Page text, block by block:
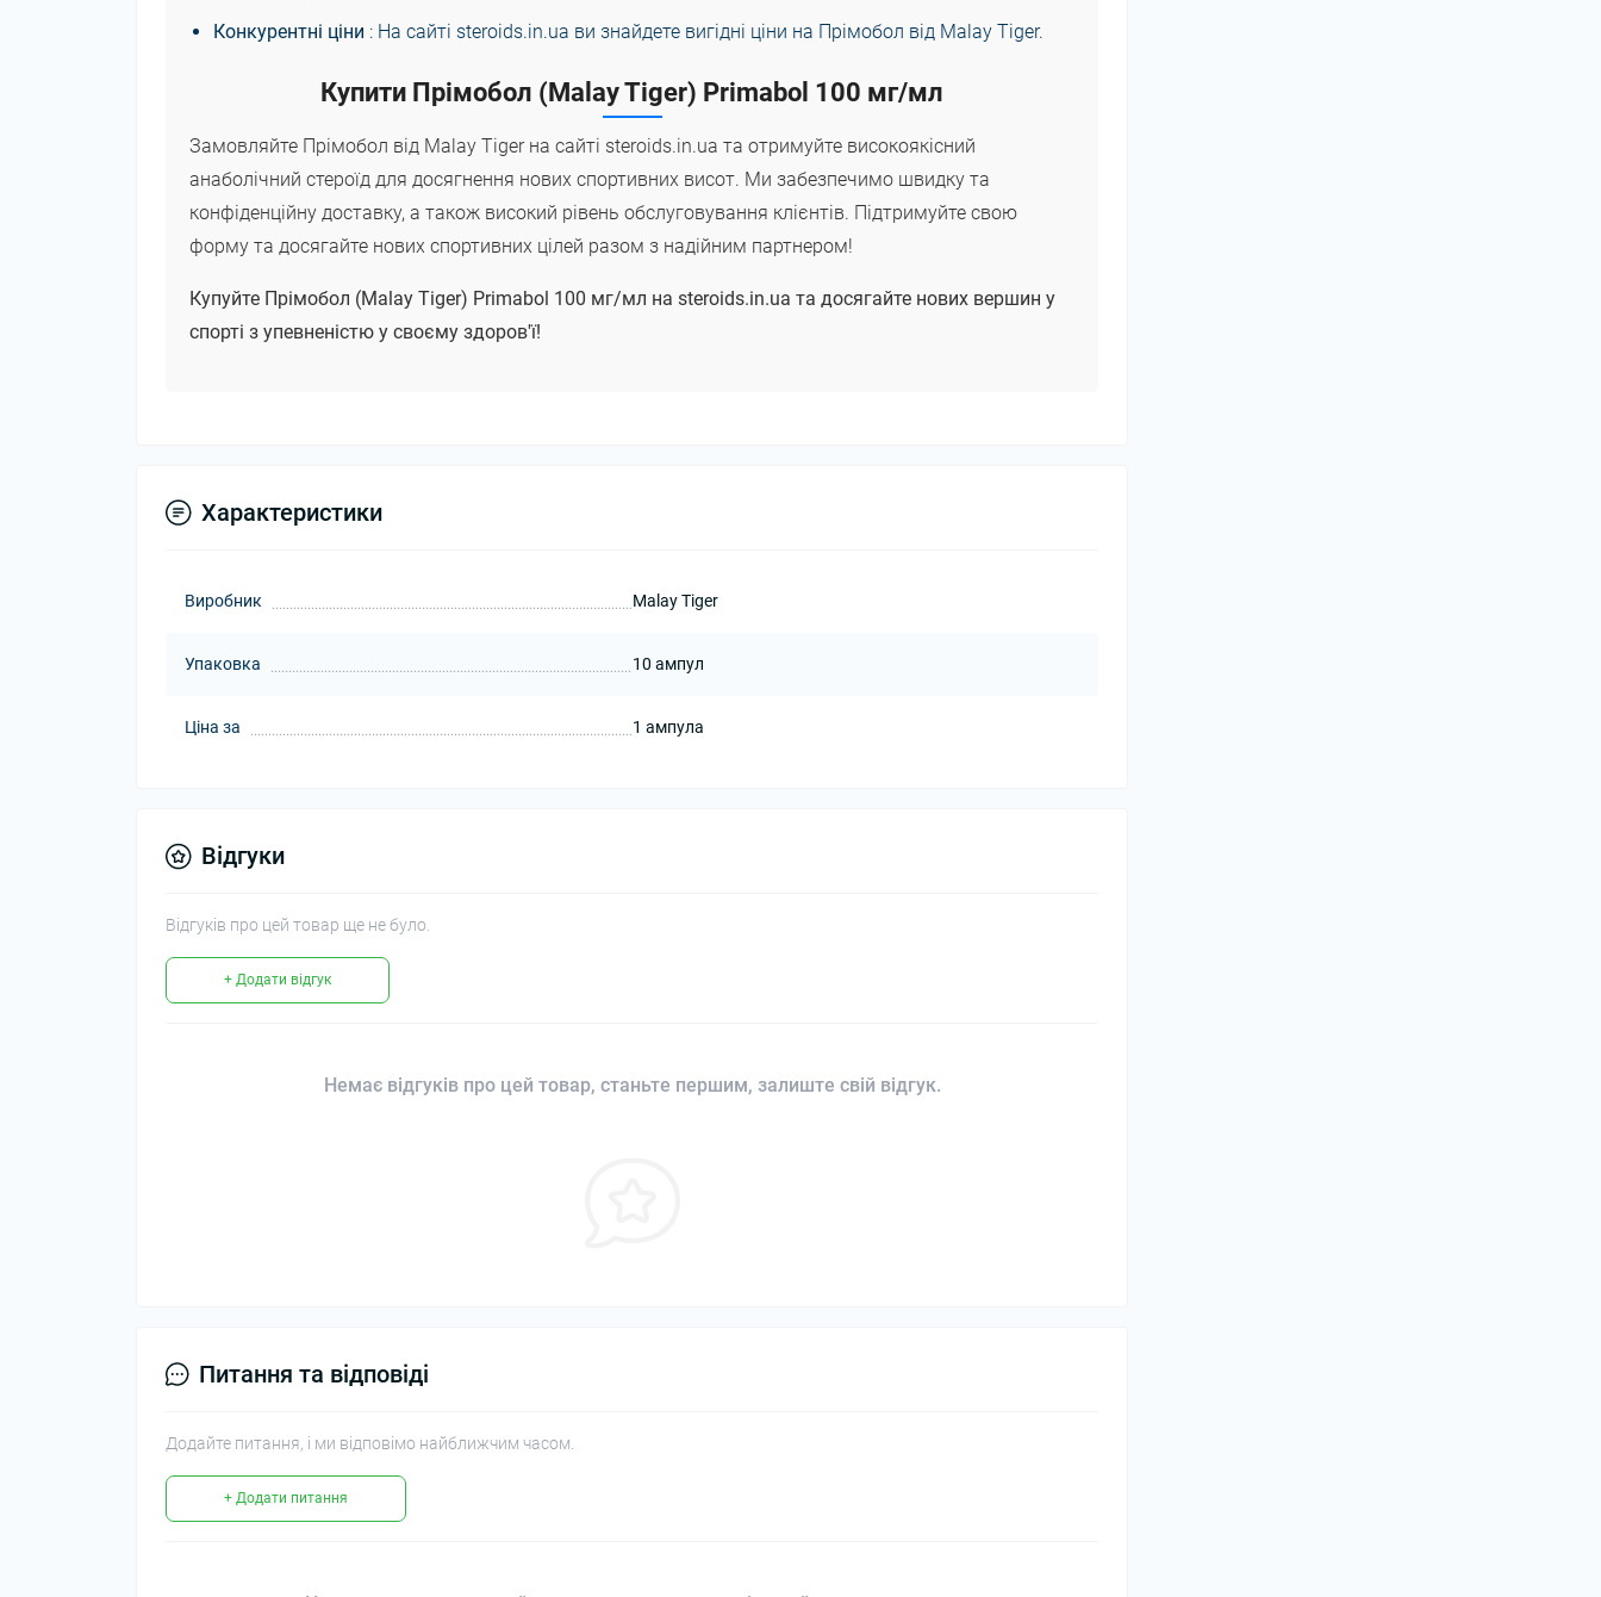
Конкурентні ціни : На сайті steroids.in.ua ви знайдете вигідні ціни на Прімобол від Malay Tiger.
Купити Прімобол (Malay Tiger) Primabol 100 мг/мл
Замовляйте Прімобол від Malay Tiger на сайті steroids.in.ua та отримуйте високоякісний
анаболічний стероїд для досягнення нових спортивних висот. Ми забезпечимо швидку та
конфіденційну доставку, а також високий рівень обслуговування клієнтів. Підтримуйте свою
форму та досягайте нових спортивних цілей разом з надійним партнером!
Купуйте Прімобол (Malay Tiger) Primabol 100 мг/мл на steroids.in.ua та досягайте нових вершин у
спорті з упевненістю у своєму здоров'ї!
Характеристики
Виробник Malay Tiger
Упаковка 10 ампул
Ціна за 1 ампула
Відгуки
Відгуків про цей товар ще не було.
+ Додати відгук
Немає відгуків про цей товар, станьте першим, залиште свій відгук.
Питання та відповіді
Додайте питання, і ми відповімо найближчим часом.
+ Додати питання